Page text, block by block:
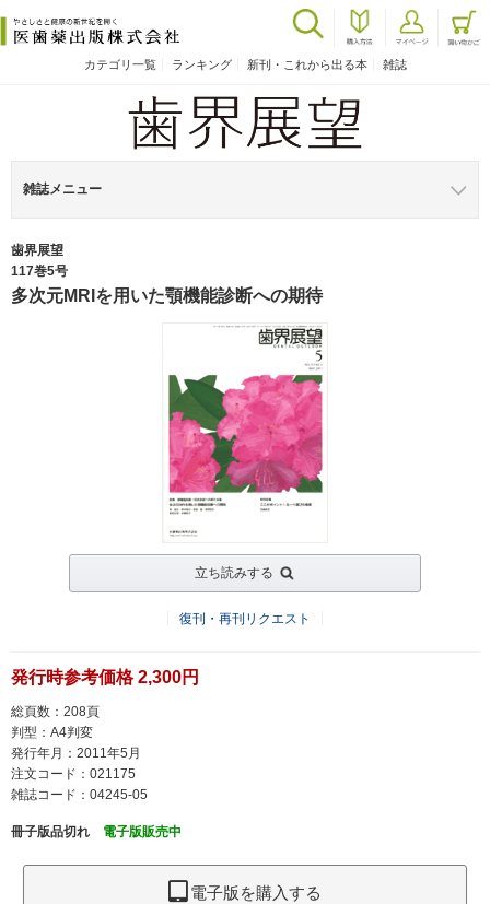
カテゴリ一覧 ランキング 新刊・これから出る本 雑誌
雑誌メニュー
歯界展望
117巻5号
多次元MRIを用いた顎機能診断への期待
立ち読みする
復刊・再刊リクエスト
発行時参考価格 2,300円
総頁数：208頁
判型：A4判変
発行年月：2011年5月
注文コード：021175
雑誌コード：04245-05
冊子版品切れ 電子版販売中
電子版を購入する